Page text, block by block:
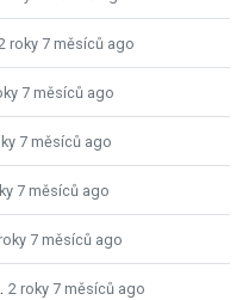
roky 7 měsíců ago
7 měsíců ago
7 měsíců ago
7 měsíců ago
7 měsíců ago
2 roky 7 měsíců ago